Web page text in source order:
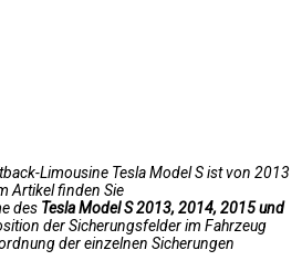
Limousine Tesla Model S ist von 2013
Artikel finden Sie
des Tesla Model S 2013, 2014, 2015 und
der Sicherungsfelder im Fahrzeug
der einzelnen Sicherungen